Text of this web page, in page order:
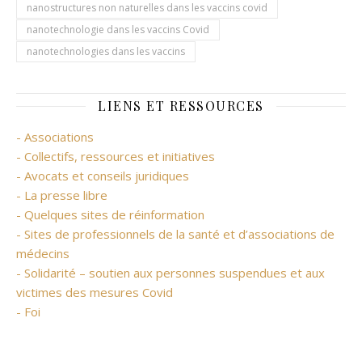
nanostructures non naturelles dans les vaccins covid
nanotechnologie dans les vaccins Covid
nanotechnologies dans les vaccins
LIENS ET RESSOURCES
- Associations
- Collectifs, ressources et initiatives
- Avocats et conseils juridiques
- La presse libre
- Quelques sites de réinformation
- Sites de professionnels de la santé et d’associations de
médecins
- Solidarité – soutien aux personnes suspendues et aux
victimes des mesures Covid
- Foi